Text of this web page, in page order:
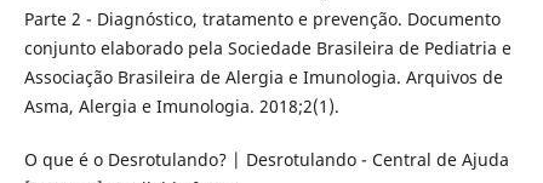
Parte 2 - Diagnóstico, tratamento e prevenção. Documento
conjunto elaborado pela Sociedade Brasileira de Pediatria e
Associação Brasileira de Alergia e Imunologia. Arquivos de
Asma, Alergia e Imunologia. 2018;2(1).
O que é o Desrotulando? | Desrotulando - Central de Ajuda